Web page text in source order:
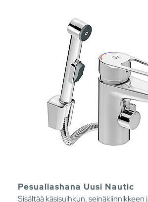
Pesuallashana Uusi Nautic
Sisältää käsisuihkun, seinäkiinnikkeen